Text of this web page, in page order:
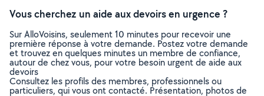
Vous cherchez un aide aux devoirs en urgence ?
Sur AlloVoisins, seulement 10 minutes pour recevoir une
première réponse à votre demande. Postez votre demande
et trouvez en quelques minutes un membre de confiance,
autour de chez vous, pour votre besoin urgent de aide aux
devoirs
Consultez les profils des membres, professionnels ou
particuliers, qui vous ont contacté. Présentation, photos de